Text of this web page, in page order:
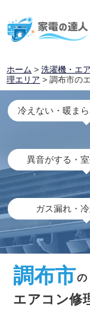
ホーム >洗濯機・エ
理エリア > 調布市の
冷えない・暖ま
異音がする・
ガス漏れ・
調布市の
エアコン修